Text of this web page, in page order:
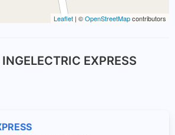
Leaflet | ©OpenStreetMapcontributors
EXPRESS